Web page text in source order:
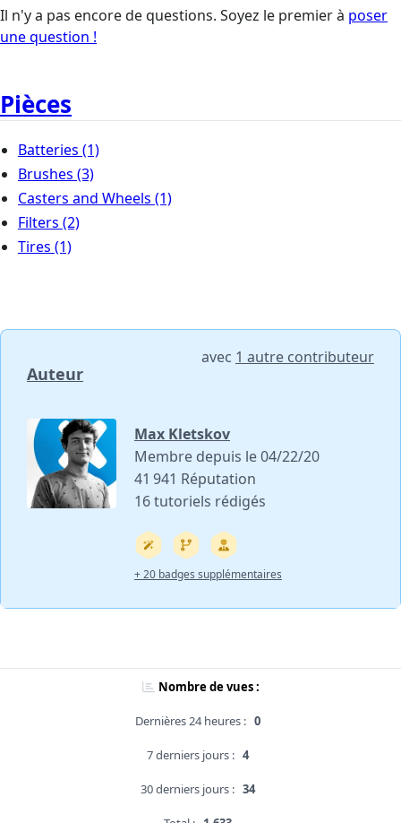
Il n'y a pas encore de questions. Soyez le premier à poser
une question !
Pièces
Batteries (1)
Brushes (3)
Casters and Wheels (1)
Filters (2)
Tires (1)
Auteur
avec 1 autre contributeur
Max Kletskov
Membre depuis le 04/22/20
41 941 Réputation
16 tutoriels rédigés
+ 20 badges supplémentaires
Nombre de vues :
Dernières 24 heures : 0
7 derniers jours : 4
30 derniers jours : 34